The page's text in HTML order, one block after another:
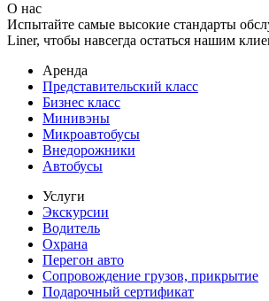
О нас
Испытайте самые высокие стандарты
Liner, чтобы навсегда остаться нашим
Аренда
Представительский класс
Бизнес класс
Минивэны
Микроавтобусы
Внедорожники
Автобусы
Услуги
Экскурсии
Водитель
Охрана
Перегон авто
Сопровождение грузов, прикрытие
Подарочный сертификат